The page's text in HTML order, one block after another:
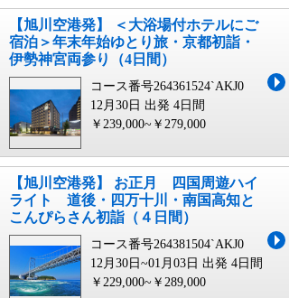
【旭川空港発】 ＜大浴場付ホテルにご
宿泊＞年末年始ゆとり旅・京都初詣・
伊勢神宮両参り（4日間）
コース番号264361524`AKJ0
12月30日 出発 4日間
￥239,000~￥279,000
【旭川空港発】 お正月 四国周遊ハイ
ライト 道後・四万十川・南国高知と
こんぴらさん初詣（４日間）
コース番号264381504`AKJ0
12月30日~01月03日 出発 4日間
￥229,000~￥289,000